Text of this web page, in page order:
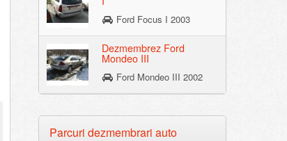
Ford Focus I 2003
Dezmembrez Ford
Mondeo III
Ford Mondeo III 2002
Parcuri dezmembrari auto